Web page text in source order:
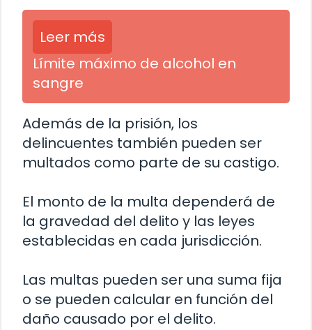
Leer más
Límite máximo de alcohol en
sangre
Además de la prisión, los
delincuentes también pueden ser
multados como parte de su castigo.
El monto de la multa dependerá de
la gravedad del delito y las leyes
establecidas en cada jurisdicción.
Las multas pueden ser una suma fija
o se pueden calcular en función del
daño causado por el delito.